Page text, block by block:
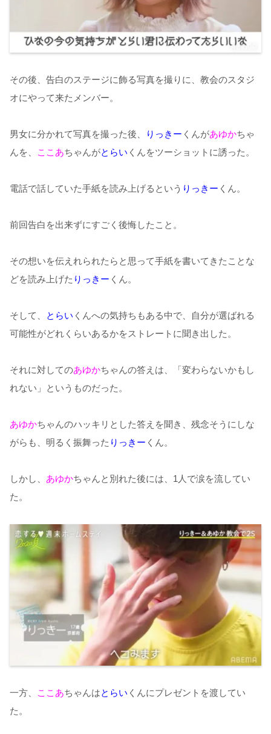
その後、告白のステージに飾る写真を撮りに、教会のスタジ
オにやって来たメンバー。
男女に分かれて写真を撮った後、 りっきー くんがあゆかちゃ
んを、
ここあちゃんがとらい くんをツーショットに誘った。
電話で話していた手紙を読み上げるという りっきー くん。
前回告白を出来ずにすごく後悔したこと。
その想いを伝えれられたらと思って手紙を書いてきたことな
どを読み上げた りっきー くん。
そして、 とらい くんへの気持ちもある中で、自分が選ばれる
可能性がどれくらいあるかをストレートに聞き出した。
それに対してのあゆかちゃんの答えは、「変わらないかもし
れない」というものだった。
あゆかちゃんのハッキリとした答えを聞き、残念そうにしな
がらも、明るく振舞った りっきー くん。
しかし、 あゆかちゃんと別れた後には、1人で涙を流してい
た。
一方、 ここあちゃんはとらい くんにプレゼントを渡してい
た。